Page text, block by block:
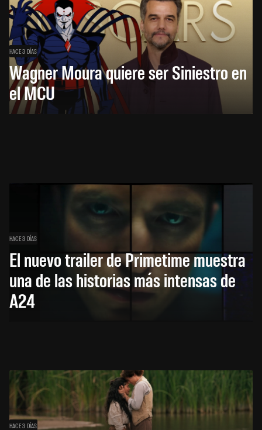
HACE 3 DÍAS
Wagner Moura quiere ser Siniestro en
el MCU
HACE 3 DÍAS
El nuevo trailer de Primetime muestra
una de las historias más intensas de
A24
HACE 3 DÍAS